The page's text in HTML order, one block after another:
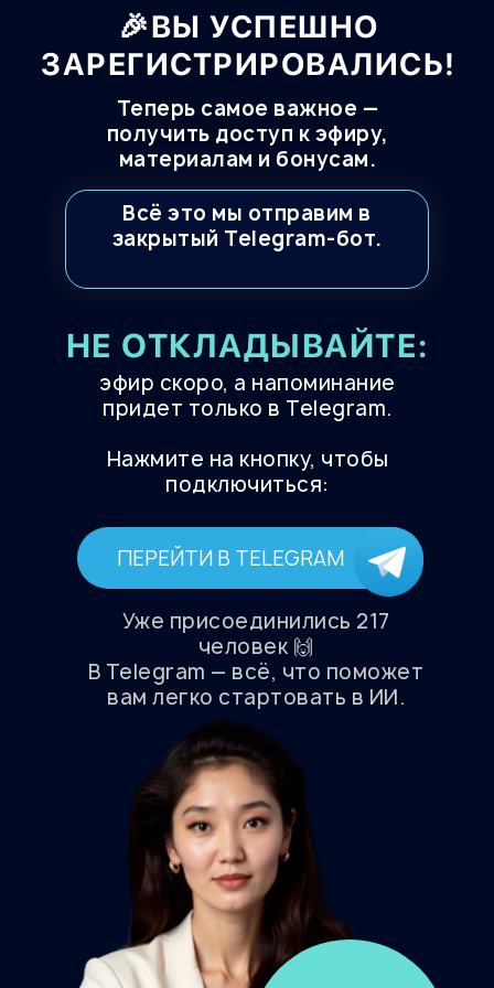
Всё это мы отправим в
закрытый Telegram-бот.
Уже присоединились 217
человек 🙌
В Telegram — всё, что поможет
вам легко стартовать в ИИ.
Нажмите на кнопку, чтобы
подключиться:
эфир скоро, а напоминание
придет только в Telegram.
Теперь самое важное —
получить доступ к эфиру,
материалам и бонусам.
НЕ ОТКЛАДЫВАЙТЕ:
🎉ВЫ УСПЕШНО
ЗАРЕГИСТРИРОВАЛИСЬ!
ПЕРЕЙТИ В TELEGRAM